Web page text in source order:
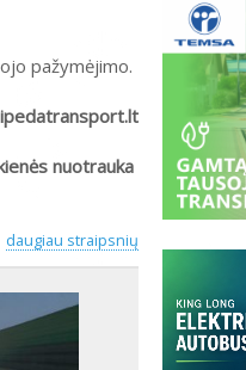
pažymėjimo.
nuotrauka
daugiau straipsnių